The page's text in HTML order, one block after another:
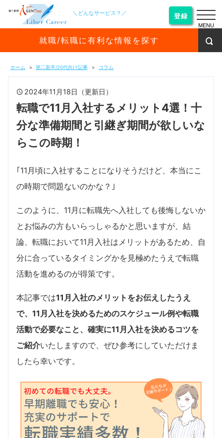
＼どんなサービス？／ 登録
就職/転職に有利な情報を探す
ホーム 第二新卒/20代向け記事 コラム
2024年11月18日（更新日）
転職で11月入社するメリット4選！十
分な準備期間と引継ぎ期間が欲しいな
らこの時期！
｢11月頃に入社することになりそうだけど、本当にこ
の時期で問題ないのかな？｣
このように、11月に転職先へ入社しても後悔しないか
とお悩みの方もいらっしゃるかと思いますが、結
論、転職において11月入社はメリットがあるため、自
分に合っているタイミングかを見極めたうえで転職
活動を進めるのが得策です。
本記事では11月入社のメリットをお伝えしたうえ
で、11月入社を決めるためのスケジュール例や転職
活動で必要なこと、確実に11月入社を決めるコツを
ご紹介いたしますので、ぜひ参考にしていただけま
したら幸いです。
MENU